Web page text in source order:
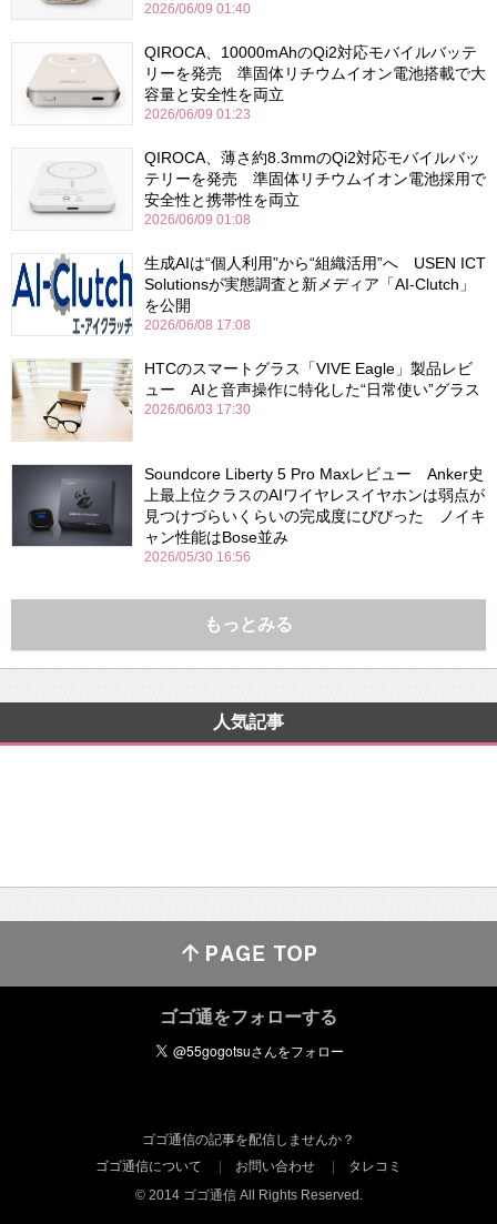
2026/06/09 01:40
QIROCA、10000mAhのQi2対応モバイルバッテ
リーを発売 準固体リチウムイオン電池搭載で大
容量と安全性を両立
2026/06/09 01:23
QIROCA、薄さ約8.3mmのQi2対応モバイルバッ
テリーを発売 準固体リチウムイオン電池採用で
安全性と携帯性を両立
2026/06/09 01:08
生成AIは“個人利用”から“組織活用”へ USEN ICT
Solutionsが実態調査と新メディア「AI-Clutch」
を公開
2026/06/08 17:08
HTCのスマートグラス「VIVE Eagle」製品レビ
ュー AIと音声操作に特化した“日常使い”グラス
2026/06/03 17:30
Soundcore Liberty 5 Pro Maxレビュー Anker史
上最上位クラスのAIワイヤレスイヤホンは弱点が
見つけづらいくらいの完成度にびびった ノイキ
ャン性能はBose並み
2026/05/30 16:56
もっとみる
人気記事
ゴゴ通をフォローする
ゴゴ通信の記事を配信しませんか？
ゴゴ通信について
お問い合わせ
タレコミ
© 2014 ゴゴ通信 All Rights Reserved.